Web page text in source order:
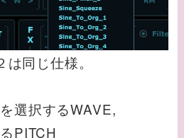
同じ仕様。
選択するWAVE,
PITCH